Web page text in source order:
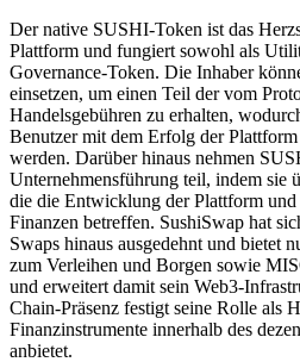
Der native SUSHI-Token ist das
Plattform und fungiert sowohl als
Governance-Token. Die Inhaber
einsetzen, um einen Teil der vom
Handelsgebühren zu erhalten,
Benutzer mit dem Erfolg der
werden. Darüber hinaus nehmen
Unternehmensführung teil, indem sie
die die Entwicklung der Plattform
Finanzen betreffen. SushiSwap hat
Swaps hinaus ausgedehnt und bietet
zum Verleihen und Borgen sowie
und erweitert damit sein Web3-
Chain-Präsenz festigt seine Rolle als
Finanzinstrumente innerhalb des
anbietet.